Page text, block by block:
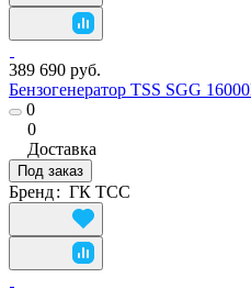
389 690 руб.
Бензогенератор TSS SGG
0
0
Доставка
Под заказ
Бренд: ГК ТСС